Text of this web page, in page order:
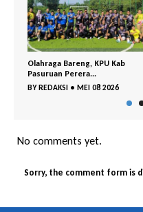
Bareng, KPU Kab
Perera...
•MEI 08 2026
Ketua
BY
No comments yet.
Sorry, the comment form is